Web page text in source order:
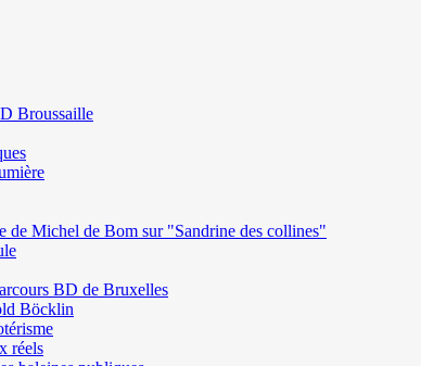
Broussaille
de Michel de Bom sur "Sandrine des collines"
BD de Bruxelles
Böcklin
réels